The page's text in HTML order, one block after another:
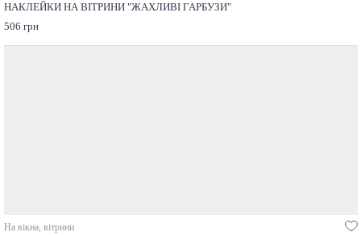
НАКЛЕЙКИ НА ВІТРИНИ "ЖАХЛИВІ ГАРБУЗИ"
506 грн
На вікна, вітрини